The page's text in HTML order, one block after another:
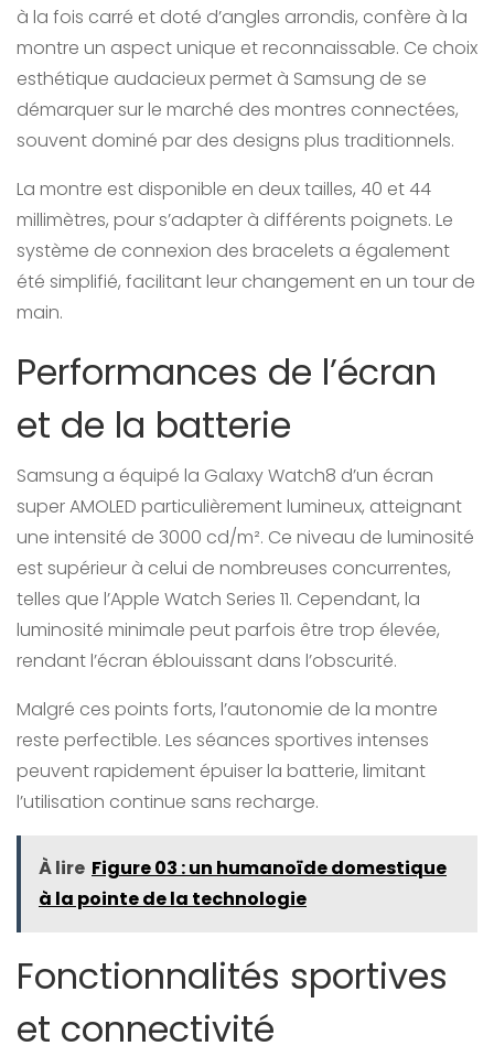
à la fois carré et doté d’angles arrondis, confère à la
montre un aspect unique et reconnaissable. Ce choix
esthétique audacieux permet à Samsung de se
démarquer sur le marché des montres connectées,
souvent dominé par des designs plus traditionnels.
La montre est disponible en deux tailles, 40 et 44
millimètres, pour s’adapter à différents poignets. Le
système de connexion des bracelets a également
été simplifié, facilitant leur changement en un tour de
main.
Performances de l’écran
et de la batterie
Samsung a équipé la Galaxy Watch8 d’un écran
super AMOLED particulièrement lumineux, atteignant
une intensité de 3000 cd/m². Ce niveau de luminosité
est supérieur à celui de nombreuses concurrentes,
telles que l’Apple Watch Series 11. Cependant, la
luminosité minimale peut parfois être trop élevée,
rendant l’écran éblouissant dans l’obscurité.
Malgré ces points forts, l’autonomie de la montre
reste perfectible. Les séances sportives intenses
peuvent rapidement épuiser la batterie, limitant
l’utilisation continue sans recharge.
À lire Figure 03 : un humanoïde domestique
à la pointe de la technologie
Fonctionnalités sportives
et connectivité